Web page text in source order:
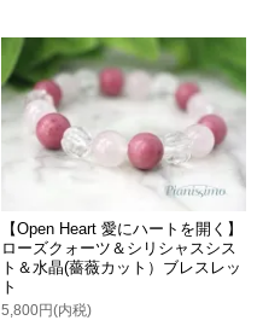
【Open Heart 愛にハートを開く】
ローズクォーツ＆シリシャスシス
ト＆水晶(薔薇カット）ブレスレッ
ト
5,800円(内税)